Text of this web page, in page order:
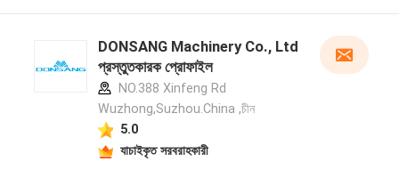
DONSANG Machinery Co., Ltd
প্রস্তুতকারক প্রোফাইল
NO.388 Xinfeng Rd
Wuzhong,Suzhou.China ,চীন
5.0
যাচাইকৃত সরবরাহকারী